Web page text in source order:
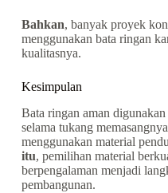
Bahkan, banyak proyek
menggunakan bata ringan
kualitasnya.
Kesimpulan
Bata ringan aman
selama tukang
menggunakan material
itu, pemilihan material
berpengalaman menjadi
pembangunan.